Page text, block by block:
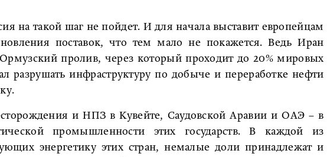
на такой шаг не пойдет. И для начала выставит европейцам
поставок, что тем мало не покажется. Ведь Иран
пролив, через который проходит до 20% мировых
разрушать инфраструктуру по добыче и переработке нефти
и НПЗ в Кувейте, Саудовской Аравии и ОАЭ – в
промышленности этих государств. В каждой из
энергетику этих стран, немалые доли принадлежат и